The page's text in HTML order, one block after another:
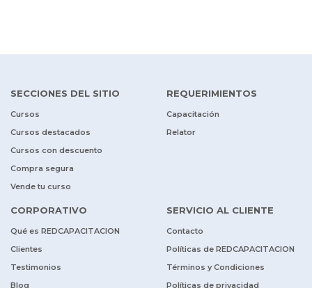
SECCIONES DEL SITIO
Cursos
Cursos destacados
Cursos con descuento
Compra segura
Vende tu curso
REQUERIMIENTOS
Capacitación
Relator
CORPORATIVO
Qué es REDCAPACITACION
Clientes
Testimonios
Blog
SERVICIO AL CLIENTE
Contacto
Políticas de REDCAPACITACION
Términos y Condiciones
Políticas de privacidad